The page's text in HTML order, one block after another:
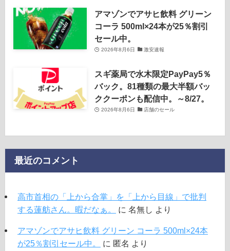
アマゾンでアサヒ飲料 グリーン
コーラ 500ml×24本が25％割引
セール中。
2026年8月6日 激安速報
スギ薬局で水木限定PayPay5％
バック。81種類の最大半額バッ
ククーポンも配信中。～8/27。
2026年8月6日 店舗のセール
最近のコメント
高市首相の「上から合掌」を「上から目線」で批判
する蓮舫さん。暇だなぁ。
に 名無し より
アマゾンでアサヒ飲料 グリーン コーラ 500ml×24本
が25％割引セール中。
に 匿名 より